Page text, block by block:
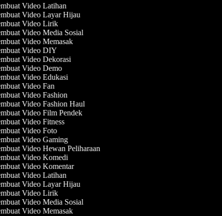
Video Latihan
Video Layar Hijau
Video Lirik
Video Media Sosial
Video Memasak
Video DIY
Video Dekorasi
Video Demo
Video Edukasi
Video Fan
Video Fashion
Video Fashion Haul
Video Film Pendek
Video Fitness
Video Foto
Video Gaming
Video Hewan Peliharaan
Video Komedi
Video Komentar
Video Latihan
Video Layar Hijau
Video Lirik
Video Media Sosial
Video Memasak